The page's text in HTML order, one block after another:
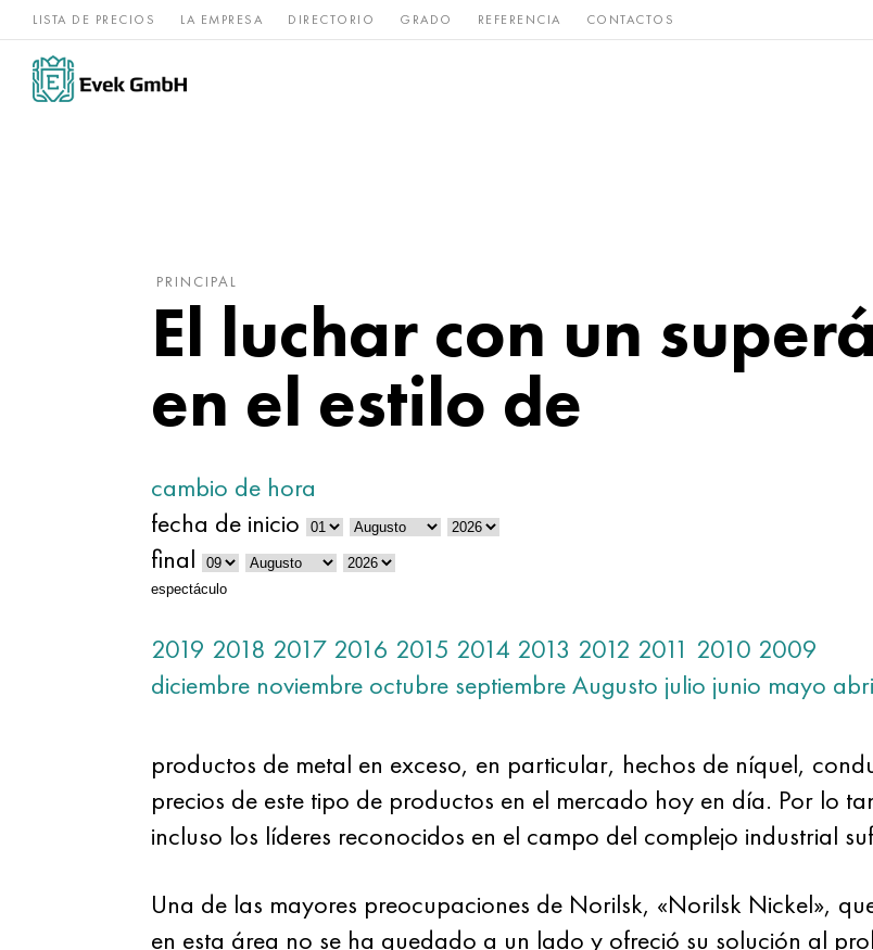
LISTA DE PRECIOS LA EMPRESA DIRECTORIO GRADO REFERENCIA CONTACTOS
Aleaciones de
níquel
acero Raro y Bronce, cobre,
PRINCIPAL
El luchar con un
en el estilo de
cambio de hora
fecha de inicio
final
espectáculo
2019 2018 2017 2016 2015 2014 2013 2012 2011 2010 2009
diciembre noviembre octubre septiembreAugusto julio junio mayo
productos de metal en exceso, en particular, hechos de níquel,
precios de este tipo de productos en el mercado hoy en día. Por lo
incluso los líderes reconocidos en el campo del complejo industrial
Una de las mayores preocupaciones de Norilsk, «Norilsk Nickel»,
en esta área no se ha quedado a un lado y ofreció su solución al